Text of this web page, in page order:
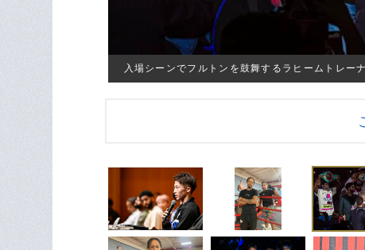
入場シーンでフルトンを鼓舞するラヒームトレ